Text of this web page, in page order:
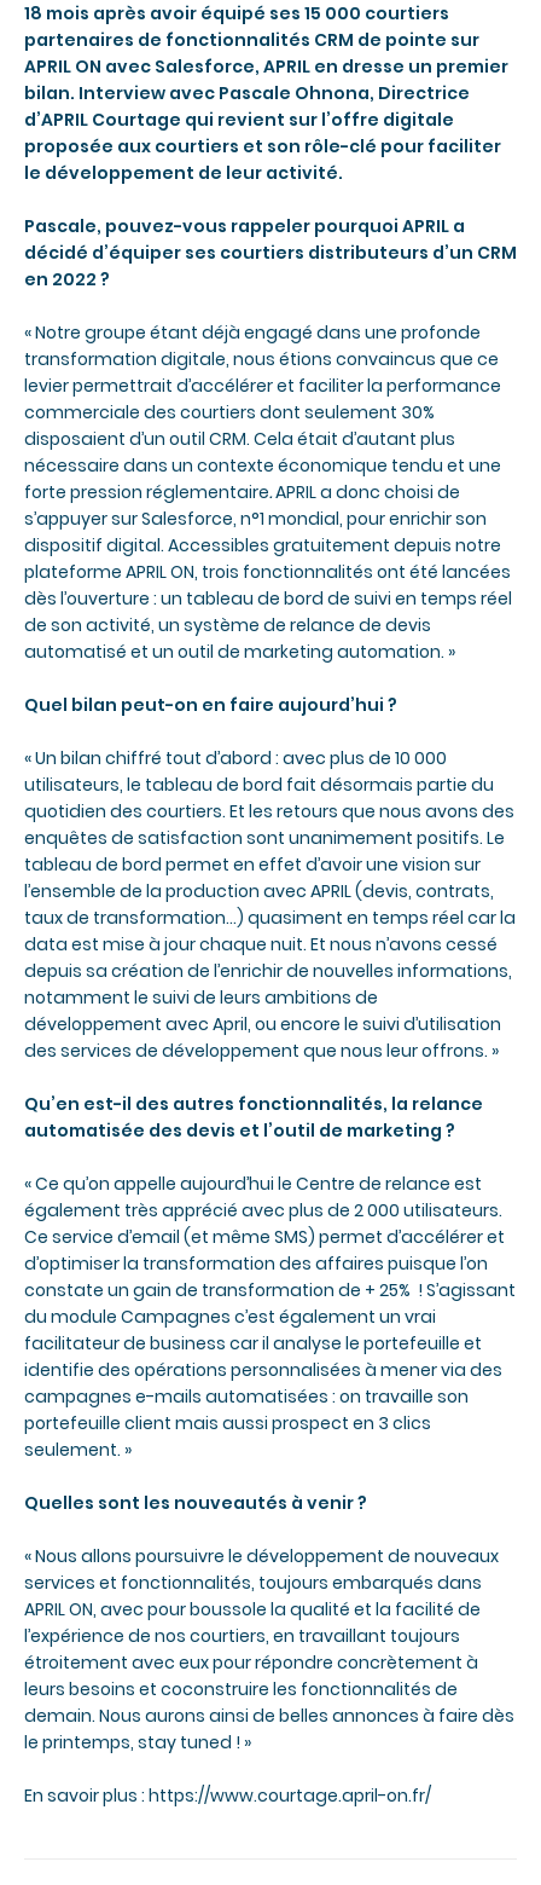
18 mois après avoir équipé ses 15 000 courtiers
partenaires de fonctionnalités CRM de pointe sur
APRIL ON avec Salesforce, APRIL en dresse un premier
bilan. Interview avec Pascale Ohnona, Directrice
d’APRIL Courtage qui revient sur l’offre digitale
proposée aux courtiers et son rôle-clé pour faciliter
le développement de leur activité.
Pascale, pouvez-vous rappeler pourquoi APRIL a
décidé d’équiper ses courtiers distributeurs d’un CRM
en 2022 ?
« Notre groupe étant déjà engagé dans une profonde
transformation digitale, nous étions convaincus que ce
levier permettrait d’accélérer et faciliter la performance
commerciale des courtiers dont seulement 30%
disposaient d’un outil CRM. Cela était d’autant plus
nécessaire dans un contexte économique tendu et une
forte pression réglementaire.APRIL a donc choisi de
s’appuyer sur Salesforce, n°1 mondial, pour enrichir son
dispositif digital. Accessibles gratuitement depuis notre
plateforme APRIL ON, trois fonctionnalités ont été lancées
dès l’ouverture : un tableau de bord de suivi en temps réel
de son activité, un système de relance de devis
automatisé et un outil de marketing automation. »
Quel bilan peut-on en faire aujourd’hui ?
« Un bilan chiffré tout d’abord : avec plus de 10 000
utilisateurs, le tableau de bord fait désormais partie du
quotidien des courtiers. Et les retours que nous avons des
enquêtes de satisfaction sont unanimement positifs. Le
tableau de bord permet en effet d’avoir une vision sur
l’ensemble de la production avec APRIL (devis, contrats,
taux de transformation…) quasiment en temps réel car la
data est mise à jour chaque nuit. Et nous n’avons cessé
depuis sa création de l’enrichir de nouvelles informations,
notamment le suivi de leurs ambitions de
développement avec April, ou encore le suivi d’utilisation
des services de développement que nous leur offrons. »
Qu’en est-il des autres fonctionnalités, la relance
automatisée des devis et l’outil de marketing ?
« Ce qu’on appelle aujourd’hui le Centre de relance est
également très apprécié avec plus de 2 000 utilisateurs.
Ce service d’email (et même SMS) permet d’accélérer et
d’optimiser la transformation des affaires puisque l’on
constate un gain de transformation de + 25% ! S’agissant
du module Campagnes c’est également un vrai
facilitateur de business car il analyse le portefeuille et
identifie des opérations personnalisées à mener via des
campagnes e-mails automatisées : on travaille son
portefeuille client mais aussi prospect en 3 clics
seulement. »
Quelles sont les nouveautés à venir ?
« Nous allons poursuivre le développement de nouveaux
services et fonctionnalités, toujours embarqués dans
APRIL ON, avec pour boussole la qualité et la facilité de
l’expérience de nos courtiers, en travaillant toujours
étroitement avec eux pour répondre concrètement à
leurs besoins et coconstruire les fonctionnalités de
demain. Nous aurons ainsi de belles annonces à faire dès
le printemps, stay tuned ! »
En savoir plus : https://www.courtage.april-on.fr/